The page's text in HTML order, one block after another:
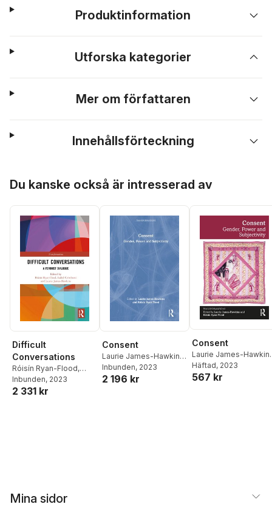
Produktinformation
Utforska kategorier
Mer om författaren
Innehållsförteckning
Du kanske också är intresserad av
Difficult
Conversations
Róisín Ryan-Flood,
Isabel Crowhurst
Laurie James-Hawkins
Inbunden, 2023
2 331 kr
Consent
Laurie James-Hawkins ,
Róisín Ryan-Flood
Inbunden, 2023
2 196 kr
Consent
Laurie James-
Róisín Ryan-Flood
Häftad, 2023
567 kr
Mina sidor